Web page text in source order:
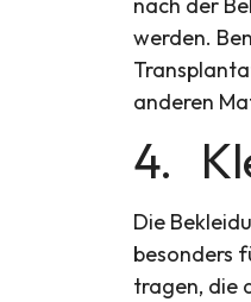
werden.
anderen
4.
Die
besonders
tragen, die